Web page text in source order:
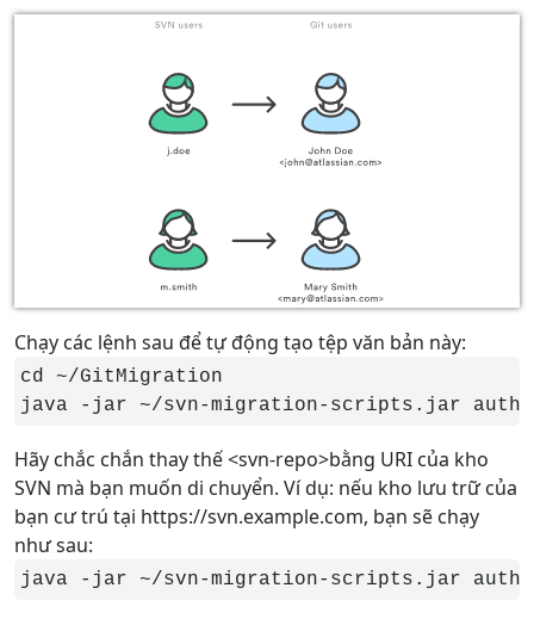
Chạy các lệnh sau để tự động tạo tệp văn bản này:
cd ~/GitMigration
java -jar ~/svn-migration-scripts.jar
Hãy chắc chắn thay thế <svn-repo>bằng URI của kho
SVN mà bạn muốn di chuyển. Ví dụ: nếu kho lưu trữ của
bạn cư trú tại https://svn.example.com, bạn sẽ chạy
như sau:
java -jar ~/svn-migration-scripts.jar